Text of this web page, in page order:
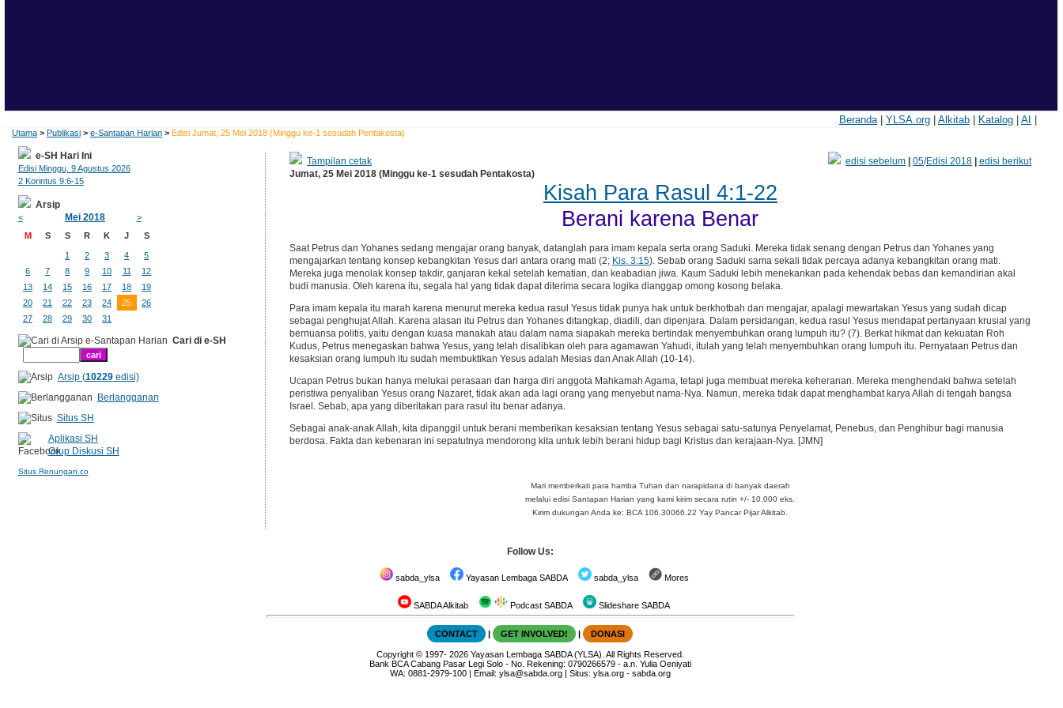
Beranda| YLSA.org| Alkitab| Katalog| AI
Utama > Publikasi > e-Santapan Harian > Edisi Jumat, 25 Mei 2018 (Minggu ke-1 sesudah Pentakosta)
Tampilan cetak edisi sebelum| 05/Edisi 2018| edisi berikut
Jumat, 25 Mei 2018 (Minggu ke-1 sesudah Pentakosta)
Kisah Para Rasul 4:1-22
Berani karena Benar
Saat Petrus dan Yohanes sedang mengajar orang banyak, datanglah para imam kepala serta orang Saduki. Mereka tidak senang dengan Petrus dan Yohanes yang
mengajarkan tentang konsep kebangkitan Yesus dari antara orang mati (2; Kis. 3:15). Sebab orang Saduki sama sekali tidak percaya adanya kebangkitan orang mati.
Mereka juga menolak konsep takdir, ganjaran kekal setelah kematian, dan keabadian jiwa. Kaum Saduki lebih menekankan pada kehendak bebas dan kemandirian akal
budi manusia. Oleh karena itu, segala hal yang tidak dapat diterima secara logika dianggap omong kosong belaka.
Para imam kepala itu marah karena menurut mereka kedua rasul Yesus tidak punya hak untuk berkhotbah dan mengajar, apalagi mewartakan Yesus yang sudah dicap
sebagai penghujat Allah. Karena alasan itu Petrus dan Yohanes ditangkap, diadili, dan dipenjara. Dalam persidangan, kedua rasul Yesus mendapat pertanyaan krusial yang
bernuansa politis, yaitu dengan kuasa manakah atau dalam nama siapakah mereka bertindak menyembuhkan orang lumpuh itu? (7). Berkat hikmat dan kekuatan Roh
Kudus, Petrus menegaskan bahwa Yesus, yang telah disalibkan oleh para agamawan Yahudi, itulah yang telah menyembuhkan orang lumpuh itu. Pernyataan Petrus dan
kesaksian orang lumpuh itu sudah membuktikan Yesus adalah Mesias dan Anak Allah (10-14).
Ucapan Petrus bukan hanya melukai perasaan dan harga diri anggota Mahkamah Agama, tetapi juga membuat mereka keheranan. Mereka menghendaki bahwa setelah
peristiwa penyaliban Yesus orang Nazaret, tidak akan ada lagi orang yang menyebut nama-Nya. Namun, mereka tidak dapat menghambat karya Allah di tengah bangsa
Israel. Sebab, apa yang diberitakan para rasul itu benar adanya.
Sebagai anak-anak Allah, kita dipanggil untuk berani memberikan kesaksian tentang Yesus sebagai satu-satunya Penyelamat, Penebus, dan Penghibur bagi manusia
berdosa. Fakta dan kebenaran ini sepatutnya mendorong kita untuk lebih berani hidup bagi Kristus dan kerajaan-Nya. [JMN]
Mari memberkati para hamba Tuhan dan narapidana di banyak daerah
melalui edisi Santapan Harian yang kami kirim secara rutin +/- 10.000 eks.
Kirim dukungan Anda ke: BCA 106.30066.22 Yay Pancar Pijar Alkitab.
e-SH Hari Ini
Edisi Minggu, 9 Agustus 2026
2 Korintus 9:6-15
Arsip
< Mei 2018
>
M
S S R K J S
1 2 3 4
5
6
7 8 9 10 11
12
13
14 15 16 17 18
19
20
21 22 23 24 25
26
27
28 29 30 31
Cari di e-SH
Arsip (10229edisi)
Berlangganan
Situs SH
Aplikasi SH
Grup Diskusi SH
Situs Renungan.co
Follow Us:
sabda_ylsa Yayasan Lembaga SABDA sabda_ylsa Mores
SABDA Alkitab Podcast SABDA Slideshare SABDA
CONTACT | GET INVOLVED! | DONASI
Copyright© 1997- 2026 Yayasan Lembaga SABDA (YLSA). All Rights Reserved.
Bank BCA Cabang Pasar Legi Solo - No. Rekening: 0790266579 - a.n. Yulia Oeniyati
WA: 0881-2979-100| Email: ylsa@sabda.org| Situs: ylsa.org- sabda.org